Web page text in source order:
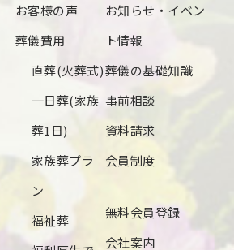
お客様の声
葬儀費用
直葬(火葬式)
一日葬(家族
葬1日)
家族葬プラ
ン
福祉葬
お知らせ・イベン
ト情報
葬儀の基礎知識
事前相談
資料請求
会員制度
無料会員登録
会社案内